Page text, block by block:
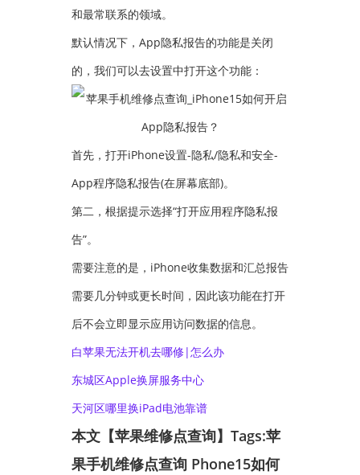
和最常联系的领域。
默认情况下，App隐私报告的功能是关闭
的，我们可以去设置中打开这个功能：
首先，打开iPhone设置-隐私/隐私和安全-
App程序隐私报告(在屏幕底部)。
第二，根据提示选择“打开应用程序隐私报
告”。
需要注意的是，iPhone收集数据和汇总报告
需要几分钟或更长时间，因此该功能在打开
后不会立即显示应用访问数据的信息。
白苹果无法开机去哪修|怎么办
东城区Apple换屏服务中心
天河区哪里换iPad电池靠谱
本文【苹果维修点查询】Tags:苹
果手机维修点查询 Phone15如何